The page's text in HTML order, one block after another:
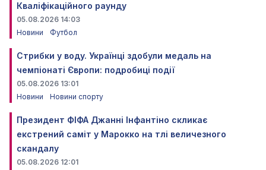
Кваліфікаційного раунду
05.08.2026 14:03
Новини
Футбол
Стрибки у воду. Українці здобули медаль на
чемпіонаті Європи: подробиці події
05.08.2026 13:01
Новини
Новини спорту
Президент ФІФА Джанні Інфантіно скликає
екстрений саміт у Марокко на тлі величезного
скандалу
05.08.2026 12:01